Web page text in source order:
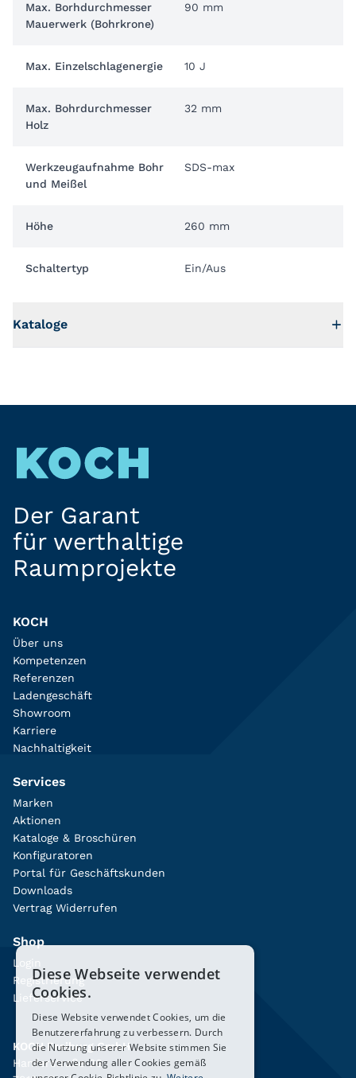
Max. Borhdurchmesser
Mauerwerk (Bohrkrone)
90 mm
Max. Einzelschlagenergie 10 J
Max. Bohrdurchmesser
Holz
32 mm
Werkzeugaufnahme Bohr
und Meißel
SDS-max
Höhe 260 mm
Schaltertyp Ein/Aus
Kataloge
Der Garant
für werthaltige
Raumprojekte
KOCH
Über uns
Kompetenzen
Referenzen
Ladengeschäft
Showroom
Karriere
Nachhaltigkeit
Services
Marken
Aktionen
Kataloge & Broschüren
Konfiguratoren
Portal für Geschäftskunden
Downloads
Vertrag Widerrufen
Shop
Login
Registrierung
Lieferservice
KOCH Freiburg GmbH
Hanferstraße 26
Diese Webseite verwendet
Cookies.
Diese Website verwendet Cookies, um die
Benutzererfahrung zu verbessern. Durch
die Nutzung unserer Website stimmen Sie
der Verwendung aller Cookies gemäß